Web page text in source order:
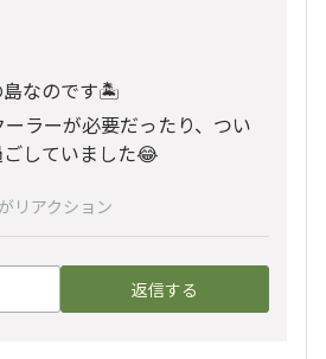
島なのです🏝️
ラーが必要だったり、つい
していました😂
がリアクション
返信する